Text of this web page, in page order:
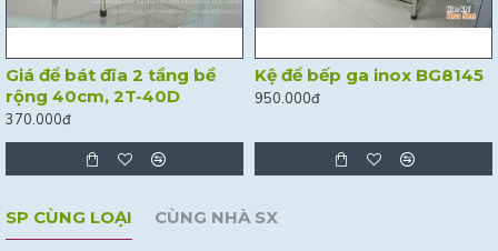
Giá để bát đĩa 2 tầng bề
rộng 40cm, 2T-40D
370.000đ
Kệ để bếp ga inox BG8145
950.000đ
SP CÙNG LOẠI CÙNG NHÀ SX